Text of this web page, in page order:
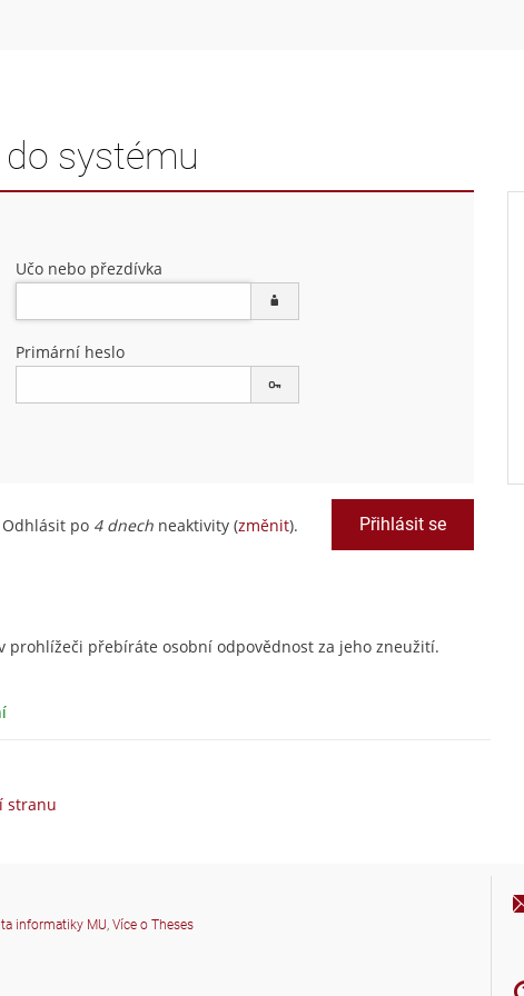
systému
Učo nebo přezdívka
Primární heslo
Odhlásit po 4 dnech neaktivity (změnit).
prohlížeči přebíráte osobní odpovědnost za jeho zneužití.
stranu
informatiky MU, Více o Theses